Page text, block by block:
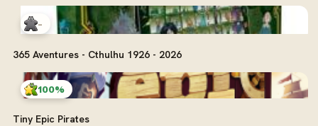
-
365 Aventures - Cthulhu 1926 - 2026
100%
Tiny Epic Pirates